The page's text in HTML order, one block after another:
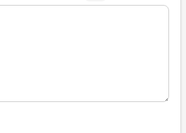
改善すべき点や要望などがござい